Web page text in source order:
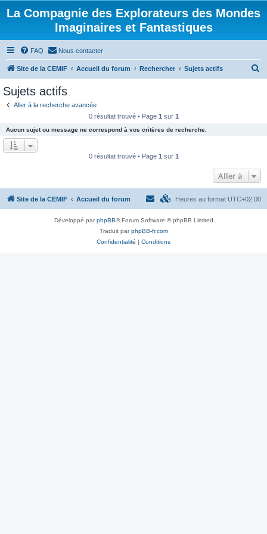
La Compagnie des Explorateurs des Mondes
Imaginaires et Fantastiques
FAQ Nous contacter
Site de la CEMIF Accueil du forum Rechercher Sujets actifs
e
r
Sujets actifs
Aller à la recherche avancée
0 résultat trouvé • Page 1 sur 1
Aucun sujet ou message ne correspond à vos critères de recherche.
0 résultat trouvé • Page 1 sur 1
Aller à
Site de la CEMIF Accueil du forum Heures au format UTC+02:00
Développé parphpBB® Forum Software © phpBB Limited
Traduit parphpBB-fr.com
Confidentialité | Conditions